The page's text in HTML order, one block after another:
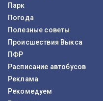
Парк
Погода
Полезные советы
Происшествия Выкса
ПФР
Расписание автобусов
Реклама
Рекомедуем